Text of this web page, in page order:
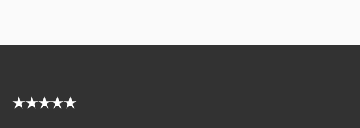
★★★★★